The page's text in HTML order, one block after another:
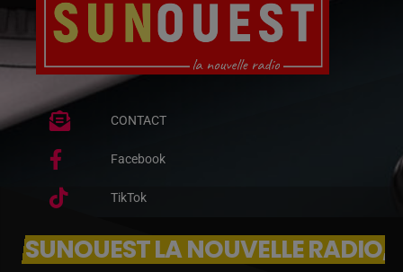
CONTACT
Facebook
TikTok
SUNOUEST LA NOUVELLE RADIO,